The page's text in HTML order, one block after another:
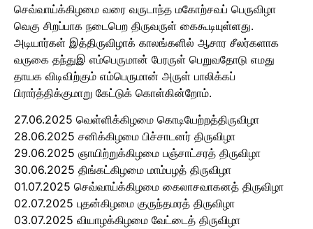
செவ்வாய்க்கிழமை வரை வருடாந்த மகோற்சவப் பெருவிழா
வெகு சிறப்பாக நடைபெற திருவருள் கைகூடியுள்ளது.
அடியார்கள் இத்திருவிழாக் காலங்களில் ஆசார சீலர்களாக
வருகை தந்துஇ எம்பெருமான் பேரருள் பெறுவதோடு எமது
தாயக விடிவிற்கும் எம்பெருமான் அருள் பாலிக்கப்
பிரார்த்திக்குமாறு கேட்டுக் கொள்கின்றோம்.
27.06.2025 வெள்ளிக்கிழமை கொடியேற்றத்திருவிழா
28.06.2025 சனிக்கிழமை பிச்சாடனர் திருவிழா
29.06.2025 ஞாயிற்றுக்கிழமை பஞ்சாட்சரத் திருவிழா
30.06.2025 திங்கட்கிழமை மாம்பழத் திருவிழா
01.07.2025 செவ்வாய்க்கிழமை கைலாசவாகனத் திருவிழா
02.07.2025 புதன்கிழமை குருந்தமரத் திருவிழா
03.07.2025 வியாழக்கிழமை வேட்டைத் திருவிழா